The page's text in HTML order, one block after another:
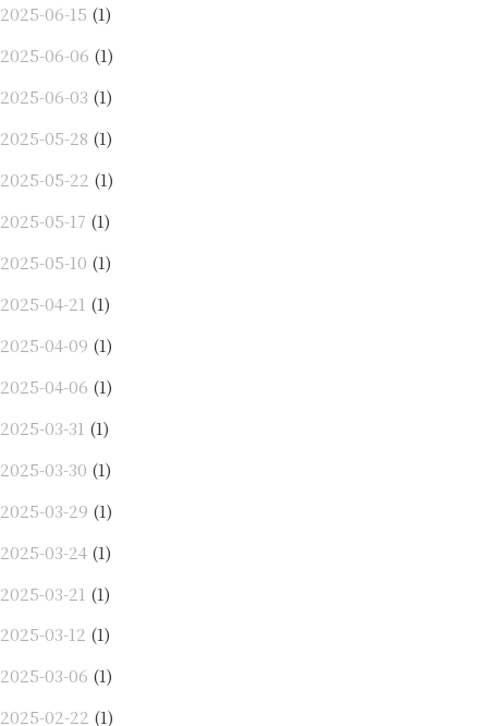
2025-06-15 (1)
2025-06-06 (1)
2025-06-03 (1)
2025-05-28 (1)
2025-05-22 (1)
2025-05-17 (1)
2025-05-10 (1)
2025-04-21 (1)
2025-04-09 (1)
2025-04-06 (1)
2025-03-31 (1)
2025-03-30 (1)
2025-03-29 (1)
2025-03-24 (1)
2025-03-21 (1)
2025-03-12 (1)
2025-03-06 (1)
2025-02-22 (1)